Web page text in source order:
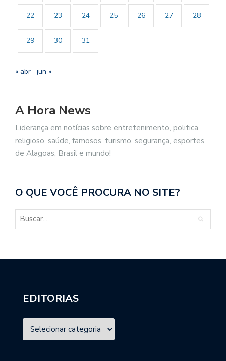
22 23 24 25 26 27 28
29 30 31
« abr jun »
A Hora News
Liderança em notícias sobre entretenimento, politica,
religioso, saúde, famosos, turismo, segurança, esportes
de Alagoas, Brasil e mundo!
O QUE VOCÊ PROCURA NO SITE?
EDITORIAS